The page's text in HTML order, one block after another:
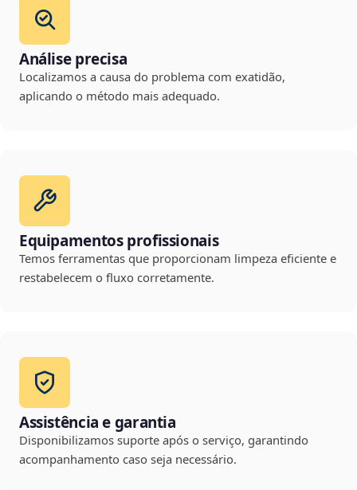
Análise precisa
Localizamos a causa do problema com exatidão,
aplicando o método mais adequado.
Equipamentos profissionais
Temos ferramentas que proporcionam limpeza eficiente e
restabelecem o fluxo corretamente.
Assistência e garantia
Disponibilizamos suporte após o serviço, garantindo
acompanhamento caso seja necessário.